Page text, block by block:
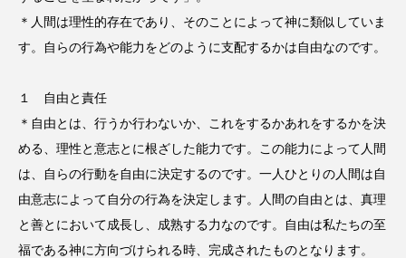
＊人間は理性的存在であり、そのことによって神に類似していま
す。自らの行為や能力をどのように支配するかは自由なのです。
１ 自由と責任
＊自由とは、行うか行わないか、これをするかあれをするかを決
める、理性と意志とに根ざした能力です。この能力によって人間
は、自らの行動を自由に決定するのです。一人ひとりの人間は自
由意志によって自分の行為を決定します。人間の自由とは、真理
と善とにおいて成長し、成熟する力なのです。自由は私たちの至
福である神に方向づけられる時、完成されたものとなります。